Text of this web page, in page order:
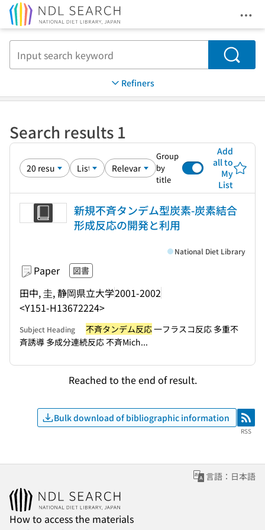
Search
Refiners
Search results 1
Group
by
title
Add
all to
My
List
新規不斉タンデム型炭素-炭素結合
形成反応の開発と利用
Paper 図書
田中, 圭, 静岡県立大学2001-2002
<Y151-H13672224>
National Diet Library
Subject Heading 不斉タンデム反応一フラスコ反応 多重不
斉誘導 多成分連続反応 不斉Mich...
Reached to the end of result.
Bulk download of bibliographic information RSS
RSS
言語：日本語
How to access the materials